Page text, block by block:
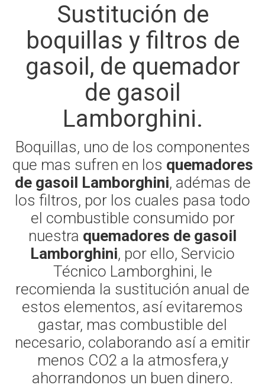
Sustitución de
boquillas y filtros de
gasoil, de quemador
de gasoil
Lamborghini.
Boquillas, uno de los componentes
que mas sufren en los quemadores
de gasoil Lamborghini, adémas de
los filtros, por los cuales pasa todo
el combustible consumido por
nuestra quemadores de gasoil
Lamborghini, por ello, Servicio
Técnico Lamborghini, le
recomienda la sustitución anual de
estos elementos, así evitaremos
gastar, mas combustible del
necesario, colaborando así a emitir
menos CO2 a la atmosfera,y
ahorrandonos un buen dinero.